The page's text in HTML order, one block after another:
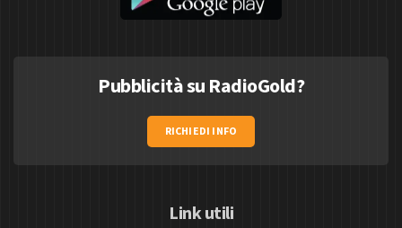
Pubblicità su RadioGold?
RICHIEDI INFO
Link utili